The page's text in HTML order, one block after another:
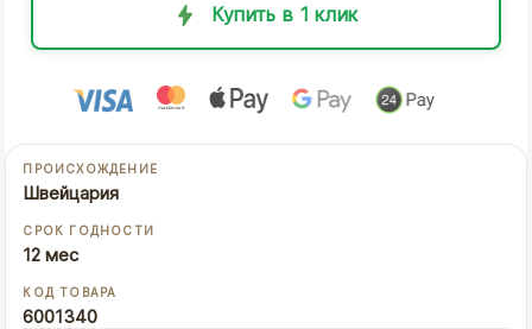
Купить в 1 клик
ПРОИСХОЖДЕНИЕ
Швейцария
СРОК ГОДНОСТИ
12 мес
КОД ТОВАРА
6001340